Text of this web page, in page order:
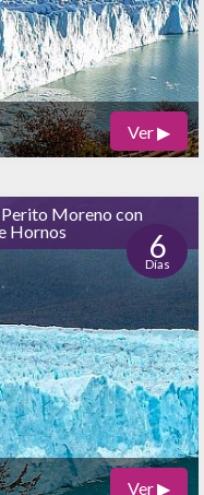
Ver ▶
Moreno con
Hornos
6
Días
Ver ▶